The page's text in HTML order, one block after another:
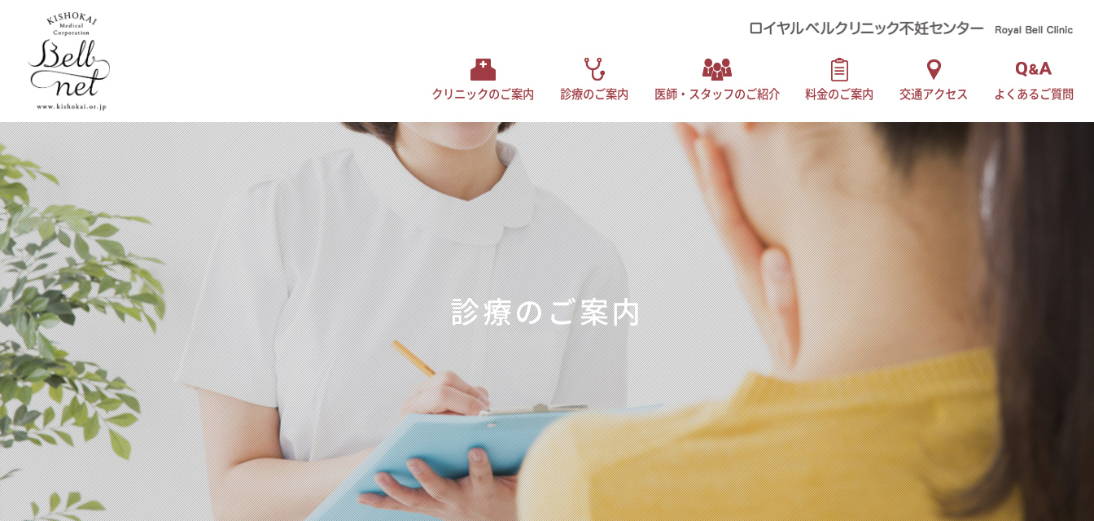
クリニックのご案内 診療のご案内 医師・スタッフのご紹介 料金のご案内 交通アクセス よくあるご質問
実績 院内のご案内 診療方針 当院の特長 無料託児のご案内 凍結保管継続・廃棄のお手続き
カウンセリングのご案内 妊孕能検査 腹腔鏡手術
診療のご案内